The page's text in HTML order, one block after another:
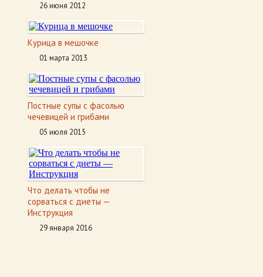
26 июня 2012
Курица в мешочке
01 марта 2013
Постные супы с фасолью
чечевицей и грибами
05 июля 2015
Что делать чтобы не
сорваться с диеты —
Инструкция
29 января 2016